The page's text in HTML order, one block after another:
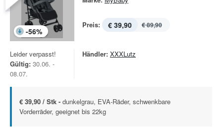
-56%
Preis: € 39,90 € 89,90
Leider verpasst!
Gültig: 30.06. -
08.07.
Händler: XXXLutz
€ 39,90 / Stk - dunkelgrau, EVA-Räder, schwenkbare
Vorderräder, geeignet bis 22kg